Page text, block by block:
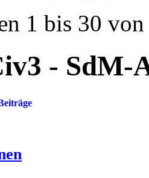
1 bis 30
- SdM-